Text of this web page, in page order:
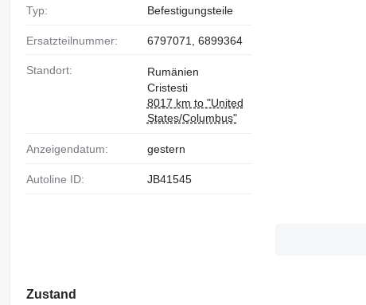
Typ: Befestigungsteile
Ersatzteilnummer: 6797071, 6899364
Standort:
Rumänien
Cristesti
8017 km to "United
States/Columbus"
Anzeigendatum: gestern
Autoline ID: JB41545
Zustand